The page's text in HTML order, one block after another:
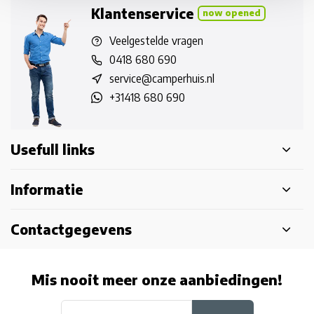
Klantenservice now opened
Veelgestelde vragen
0418 680 690
service@camperhuis.nl
+31418 680 690
Usefull links
Informatie
Contactgegevens
Mis nooit meer onze aanbiedingen!